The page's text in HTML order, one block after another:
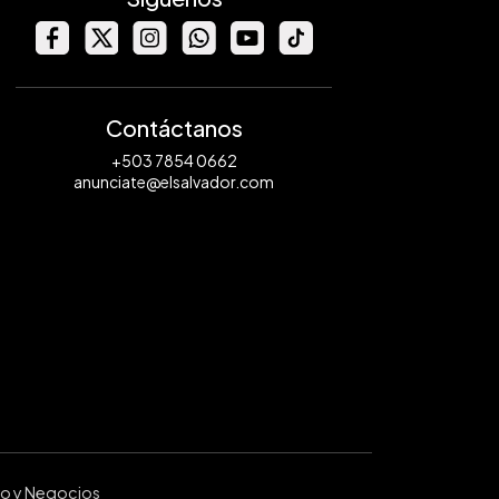
Contáctanos
+503 7854 0662
anunciate@elsalvador.com
y Negocios